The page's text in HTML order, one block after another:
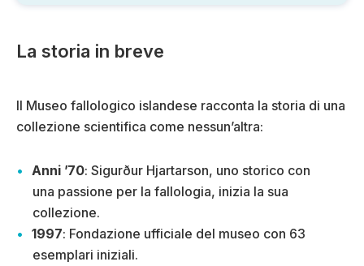
La storia in breve
Il Museo fallologico islandese racconta la storia di una
collezione scientifica come nessun’altra:
Anni ’70: Sigurður Hjartarson, uno storico con
una passione per la fallologia, inizia la sua
collezione.
1997: Fondazione ufficiale del museo con 63
esemplari iniziali.